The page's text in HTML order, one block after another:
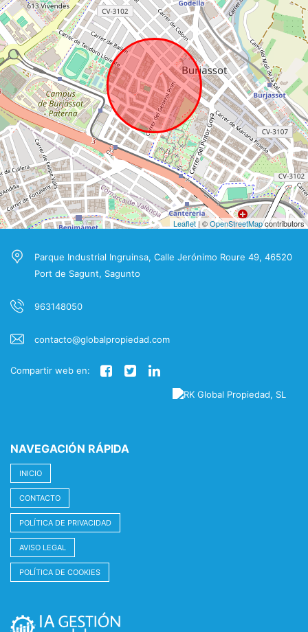
Leaflet | ©OpenStreetMapcontributors
Parque Industrial Ingruinsa, Calle Jerónimo Roure 49, 46520
Port de Sagunt, Sagunto
963148050
contacto@globalpropiedad.com
Compartir web en:
NAVEGACIÓN RÁPIDA
INICIO
CONTACTO
POLÍTICA DE PRIVACIDAD
AVISO LEGAL
POLÍTICA DE COOKIES